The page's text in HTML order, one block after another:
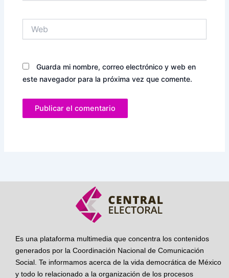
Guarda mi nombre, correo electrónico y web en
este navegador para la próxima vez que comente.
Es una plataforma multimedia que concentra los contenidos
generados por la Coordinación Nacional de Comunicación
Social. Te informamos acerca de la vida democrática de México
y todo lo relacionado a la organización de los procesos